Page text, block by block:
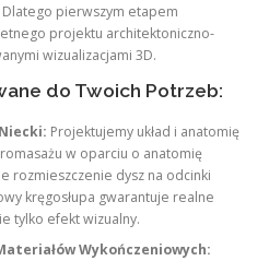
pierwszym etapem
projektu architektoniczno-
wizualizacjami 3D.
do Twoich Potrzeb:
Projektujemy układ i anatomię
w oparciu o anatomię
rozmieszczenie dysz na odcinki
kręgosłupa gwarantuje realne
tylko efekt wizualny.
Wykończeniowych: